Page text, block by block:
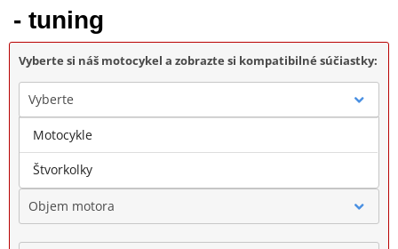
- tuning
Vyberte si náš motocykel a zobrazte si kompatibilné súčiastky:
Vyberte
Značka
Objem motora
Motocykle
Štvorkolky